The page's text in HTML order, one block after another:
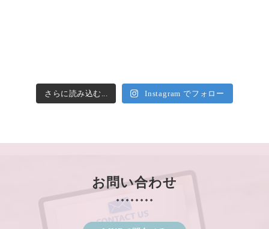
さらに読み込む... Instagram でフォロー
お問い合わせ